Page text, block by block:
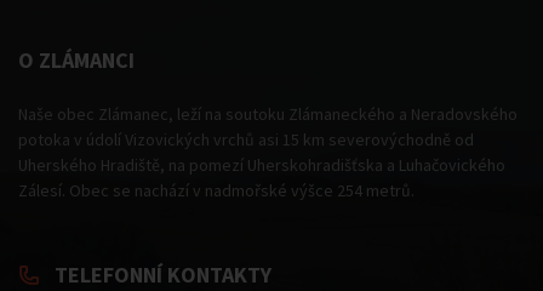
O ZLÁMANCI
Naše obec Zlámanec, leží na soutoku Zlámaneckého a Neradovského
potoka v údolí Vizovických vrchů asi 15 km severovýchodně od
Uherského Hradiště, na pomezí Uherskohradišťska a Luhačovického
Zálesí. Obec se nachází v nadmořské výšce 254 metrů.
TELEFONNÍ KONTAKTY